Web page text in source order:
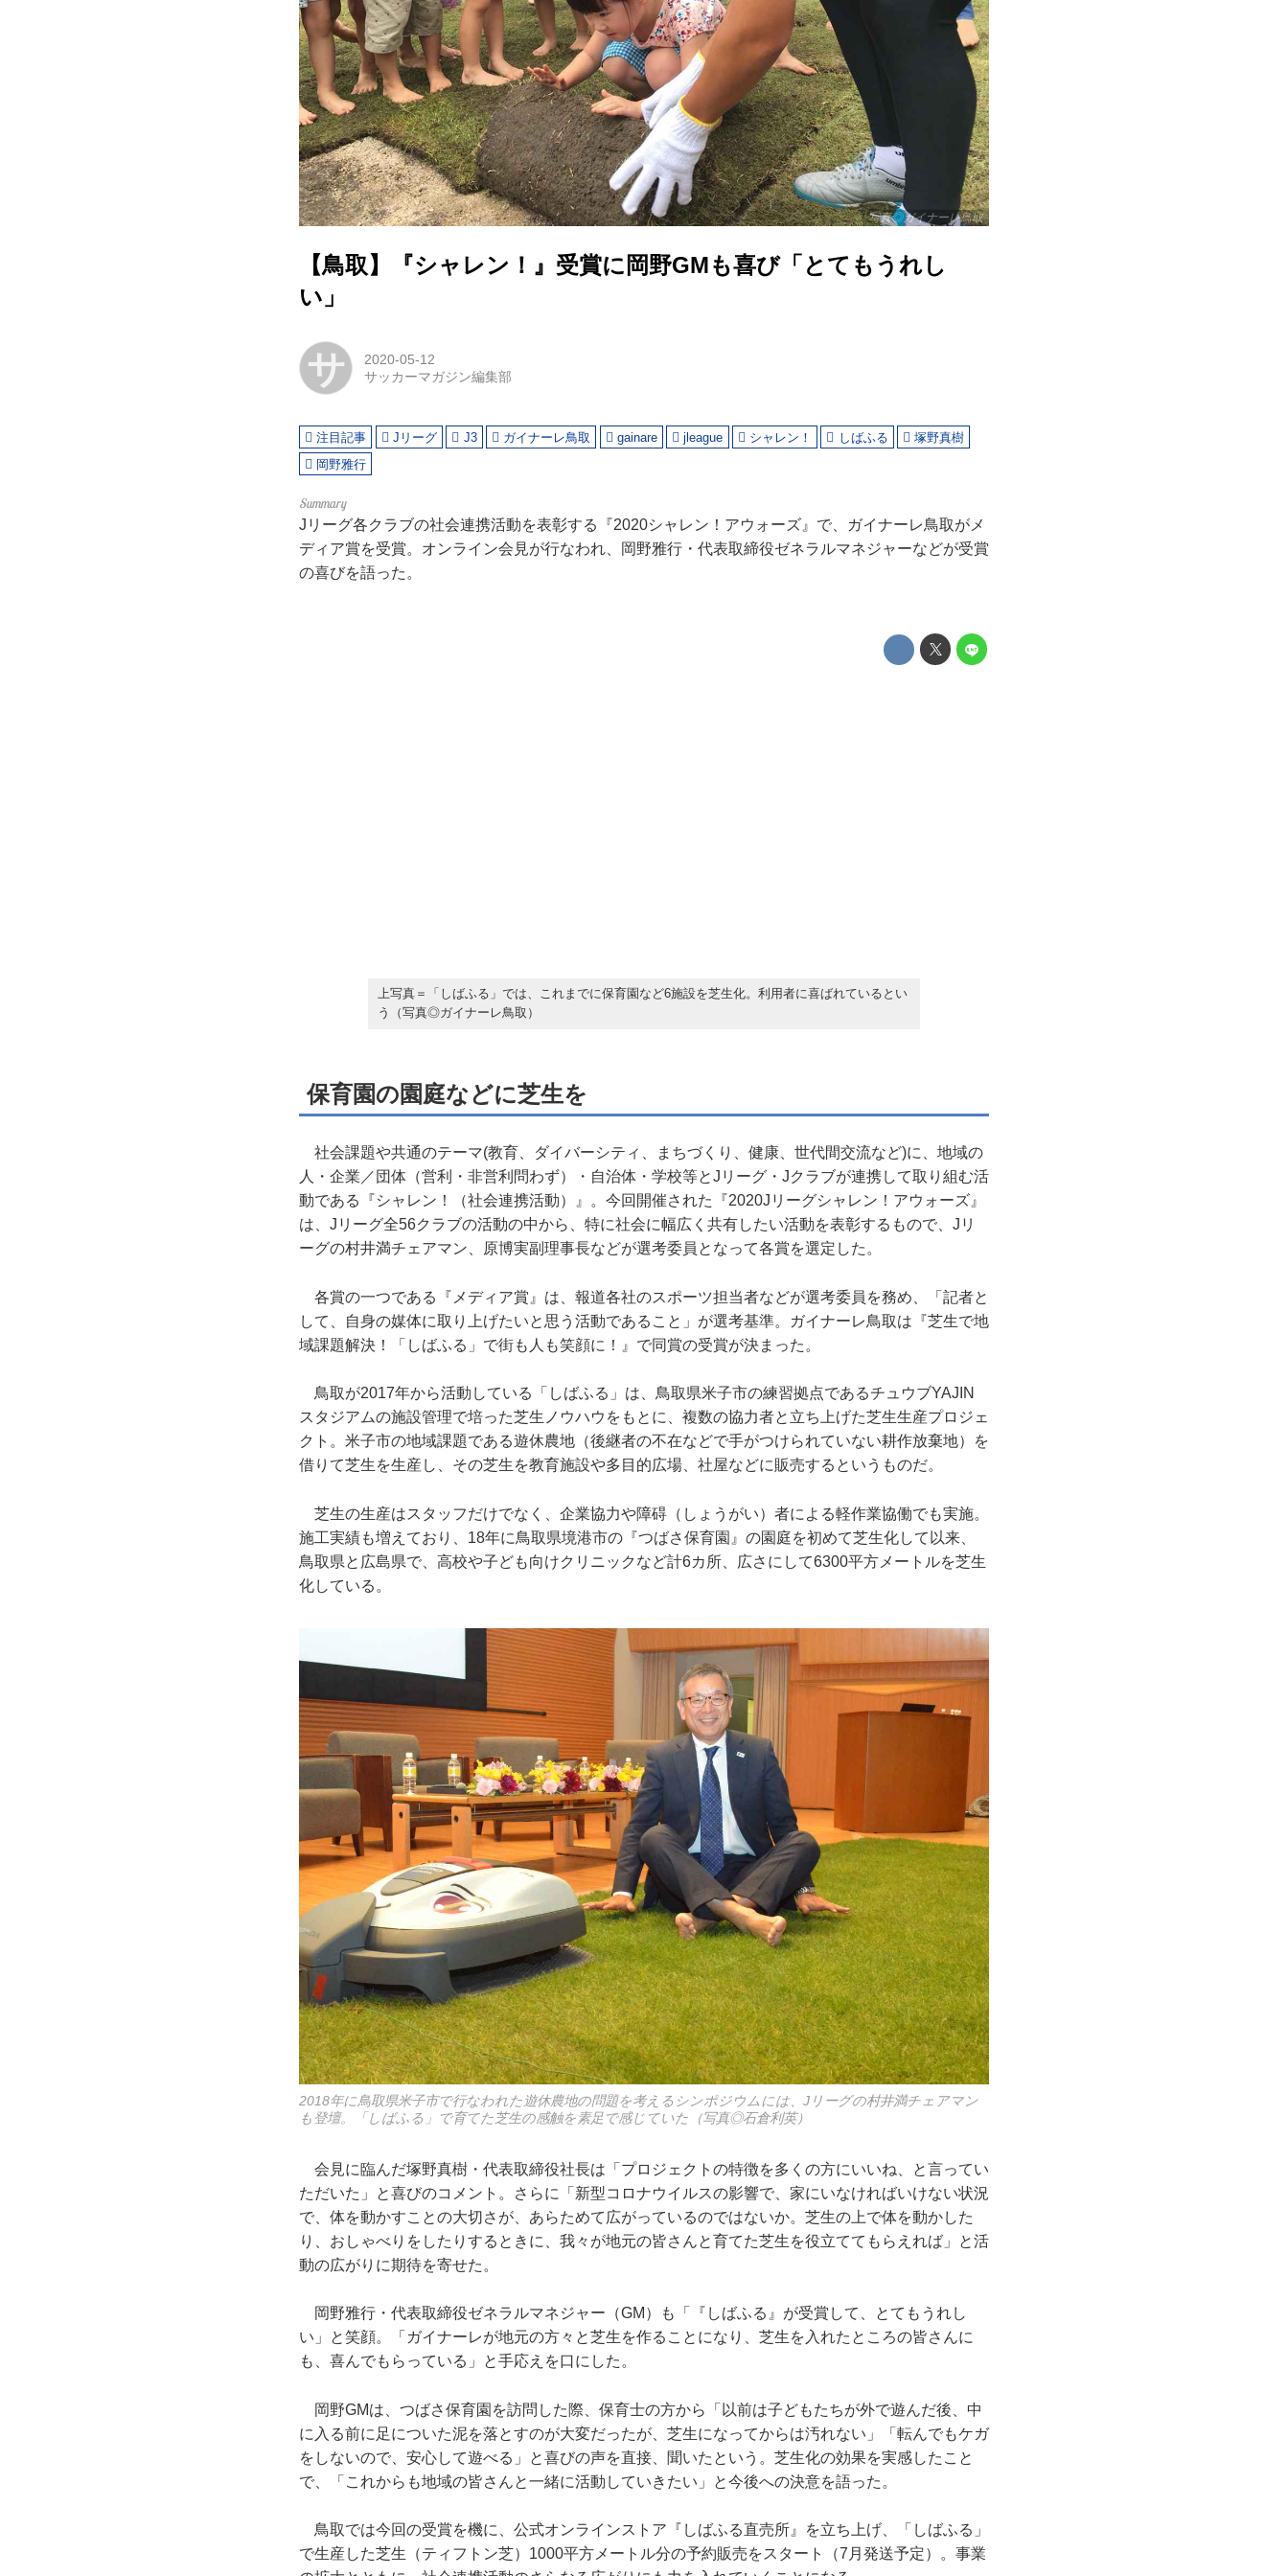
写真◎ガイナーレ鳥取
【鳥取】『シャレン！』受賞に岡野GMも喜び「とてもうれし
い」
サ
2020-05-12
サッカーマガジン編集部
注目記事 Jリーグ J3 ガイナーレ鳥取 gainare jleague シャレン！ しばふる
塚野真樹
岡野雅行
Jリーグ各クラブの社会連携活動を表彰する『2020シャレン！アウォーズ』で、ガイナーレ鳥取がメ
ディア賞を受賞。オンライン会見が行なわれ、岡野雅行・代表取締役ゼネラルマネジャーなどが受賞
の喜びを語った。
上写真＝「しばふる」では、これまでに保育園など6施設を芝生化。利用者に喜ばれているとい
う（写真◎ガイナーレ鳥取）
保育園の園庭などに芝生を
社会課題や共通のテーマ(教育、ダイバーシティ、まちづくり、健康、世代間交流など)に、地域の
人・企業／団体（営利・非営利問わず）・自治体・学校等とJリーグ・Jクラブが連携して取り組む活
動である『シャレン！（社会連携活動）』。今回開催された『2020Jリーグシャレン！アウォーズ』
は、Jリーグ全56クラブの活動の中から、特に社会に幅広く共有したい活動を表彰するもので、Jリ
ーグの村井満チェアマン、原博実副理事長などが選考委員となって各賞を選定した。
各賞の一つである『メディア賞』は、報道各社のスポーツ担当者などが選考委員を務め、「記者と
して、自身の媒体に取り上げたいと思う活動であること」が選考基準。ガイナーレ鳥取は『芝生で地
域課題解決！「しばふる」で街も人も笑顔に！』で同賞の受賞が決まった。
鳥取が2017年から活動している「しばふる」は、鳥取県米子市の練習拠点であるチュウブYAJIN
スタジアムの施設管理で培った芝生ノウハウをもとに、複数の協力者と立ち上げた芝生生産プロジェ
クト。米子市の地域課題である遊休農地（後継者の不在などで手がつけられていない耕作放棄地）を
借りて芝生を生産し、その芝生を教育施設や多目的広場、社屋などに販売するというものだ。
芝生の生産はスタッフだけでなく、企業協力や障碍（しょうがい）者による軽作業協働でも実施。
施工実績も増えており、18年に鳥取県境港市の『つばさ保育園』の園庭を初めて芝生化して以来、
鳥取県と広島県で、高校や子ども向けクリニックなど計6カ所、広さにして6300平方メートルを芝生
化している。
2018年に鳥取県米子市で行なわれた遊休農地の問題を考えるシンポジウムには、Jリーグの村井満チェアマン
も登壇。「しばふる」で育てた芝生の感触を素足で感じていた（写真◎石倉利英）
会見に臨んだ塚野真樹・代表取締役社長は「プロジェクトの特徴を多くの方にいいね、と言ってい
ただいた」と喜びのコメント。さらに「新型コロナウイルスの影響で、家にいなければいけない状況
で、体を動かすことの大切さが、あらためて広がっているのではないか。芝生の上で体を動かした
り、おしゃべりをしたりするときに、我々が地元の皆さんと育てた芝生を役立ててもらえれば」と活
動の広がりに期待を寄せた。
岡野雅行・代表取締役ゼネラルマネジャー（GM）も「『しばふる』が受賞して、とてもうれし
い」と笑顔。「ガイナーレが地元の方々と芝生を作ることになり、芝生を入れたところの皆さんに
も、喜んでもらっている」と手応えを口にした。
岡野GMは、つばさ保育園を訪問した際、保育士の方から「以前は子どもたちが外で遊んだ後、中
に入る前に足についた泥を落とすのが大変だったが、芝生になってからは汚れない」「転んでもケガ
をしないので、安心して遊べる」と喜びの声を直接、聞いたという。芝生化の効果を実感したこと
で、「これからも地域の皆さんと一緒に活動していきたい」と今後への決意を語った。
鳥取では今回の受賞を機に、公式オンラインストア『しばふる直売所』を立ち上げ、「しばふる」
で生産した芝生（ティフトン芝）1000平方メートル分の予約販売をスタート（7月発送予定）。事業